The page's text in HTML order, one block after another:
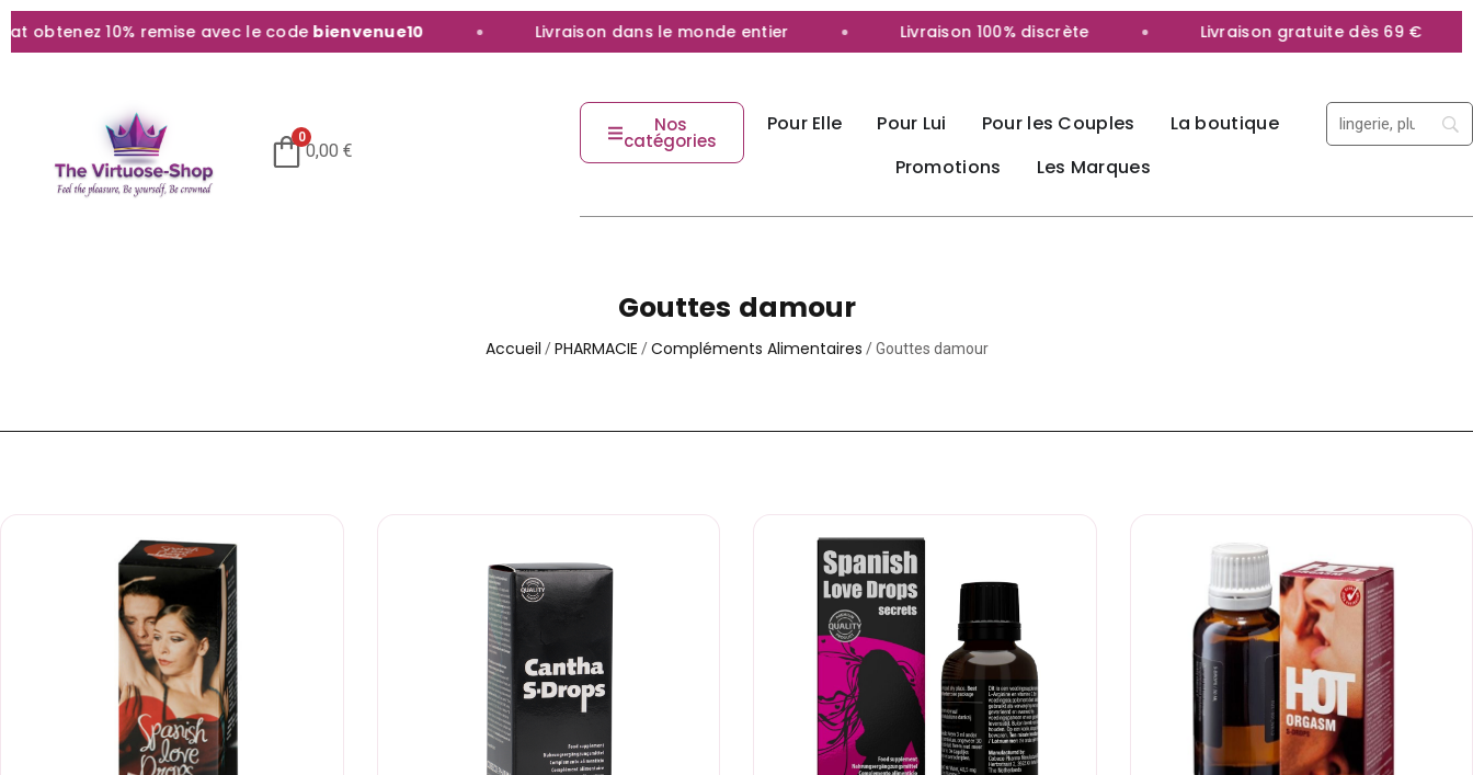
10% remise avec le code bienvenue10 Livraison dans le monde entier Livraison 100% discrète Livraison gratuite dès 69 €
0
0,00€
Nos
catégories
Pour Elle Pour Lui Pour les Couples
La boutique
Promotions
Les Marques
Gouttes damour
Accueil /PHARMACIE /Compléments Alimentaires / Gouttes damour